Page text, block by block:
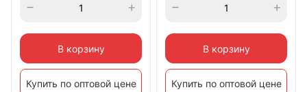
В корзину
Купить по оптовой цене
В корзину
Купить по оптовой цене